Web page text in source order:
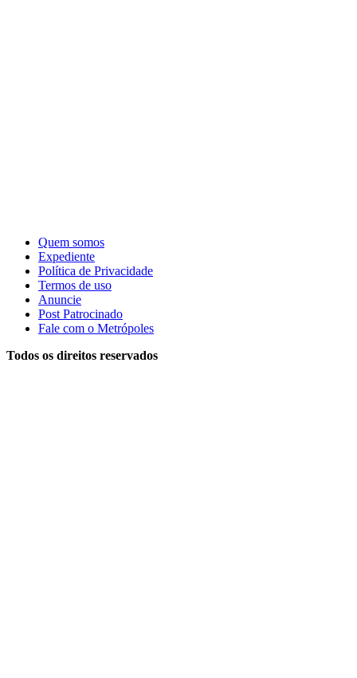
Quem somos
Expediente
Política de Privacidade
Termos de uso
Anuncie
Post Patrocinado
Fale com o Metrópoles
Todos os direitos reservados